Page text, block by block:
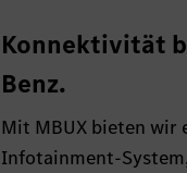
Konnektivität
Benz.
Mit MBUX bieten
Infotainment-